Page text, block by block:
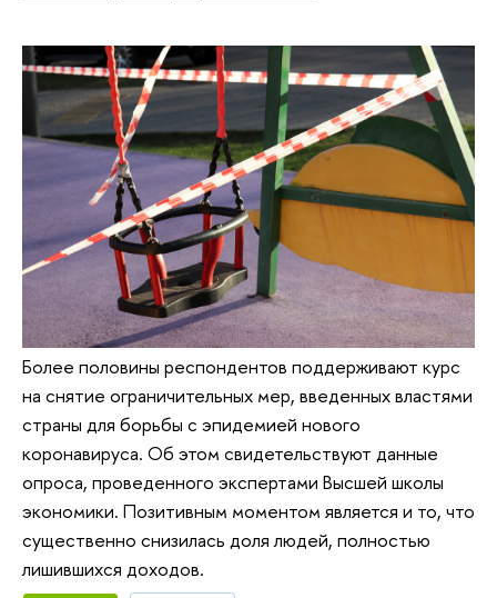
Более половины респондентов поддерживают курс
на снятие ограничительных мер, введенных властями
страны для борьбы с эпидемией нового
коронавируса. Об этом свидетельствуют данные
опроса, проведенного экспертами Высшей школы
экономики. Позитивным моментом является и то, что
существенно снизилась доля людей, полностью
лишившихся доходов.